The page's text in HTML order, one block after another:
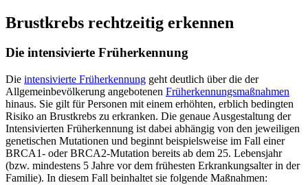
Brustkrebs rechtzeitig erkennen
Die intensivierte Früherkennung
Die intensivierte Früherkennung geht deutlich über die der
Allgemeinbevölkerung angebotenen Früherkennungsmaßnahmen
hinaus. Sie gilt für Personen mit einem erhöhten, erblich bedingten
Risiko an Brustkrebs zu erkranken. Die genaue Ausgestaltung der
Intensivierten Früherkennung ist dabei abhängig von den jeweiligen
genetischen Mutationen und beginnt beispielsweise im Fall einer
BRCA1- oder BRCA2-Mutation bereits ab dem 25. Lebensjahr
(bzw. mindestens 5 Jahre vor dem frühesten Erkrankungsalter in der
Familie). In diesem Fall beinhaltet sie folgende Maßnahmen: